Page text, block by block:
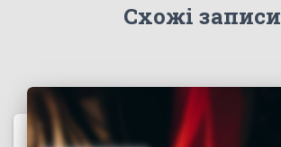
Схожі записи